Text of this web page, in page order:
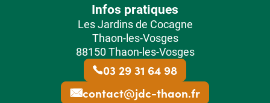
Infos pratiques
Les Jardins de Cocagne
Thaon-les-Vosges
88150 Thaon-les-Vosges
03 29 31 64 98
contact@jdc-thaon.fr